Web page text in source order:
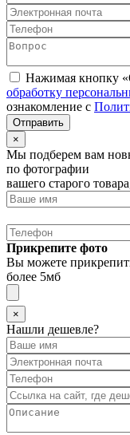
Нажимая кнопку
обработку
ознакомление с
×
Мы подберем вам
по фотографии
вашего старого
Прикрепите фото
Вы можете
более 5мб
×
Нашли дешевле?